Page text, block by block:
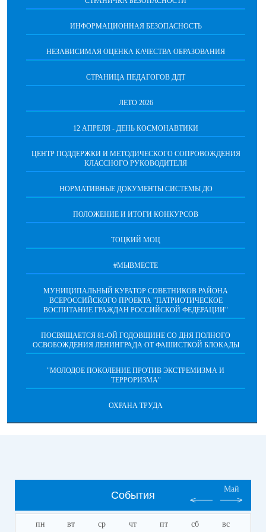
ИНФОРМАЦИОННАЯ БЕЗОПАСНОСТЬ
НЕЗАВИСИМАЯ ОЦЕНКА КАЧЕСТВА ОБРАЗОВАНИЯ
СТРАНИЦА ПЕДАГОГОВ ДДТ
ЛЕТО 2026
12 АПРЕЛЯ - ДЕНЬ КОСМОНАВТИКИ
ЦЕНТР ПОДДЕРЖКИ И МЕТОДИЧЕСКОГО СОПРОВОЖДЕНИЯ
КЛАССНОГО РУКОВОДИТЕЛЯ
НОРМАТИВНЫЕ ДОКУМЕНТЫ СИСТЕМЫ ДО
ПОЛОЖЕНИЕ И ИТОГИ КОНКУРСОВ
ТОЦКИЙ МОЦ
#МЫВМЕСТЕ
МУНИЦИПАЛЬНЫЙ КУРАТОР СОВЕТНИКОВ РАЙОНА
ВСЕРОССИЙСКОГО ПРОЕКТА "ПАТРИОТИЧЕСКОЕ
ВОСПИТАНИЕ ГРАЖДАН РОССИЙСКОЙ ФЕДЕРАЦИИ"
ПОСВЯЩАЕТСЯ 81-ОЙ ГОДОВЩИНЕ СО ДНЯ ПОЛНОГО
ОСВОБОЖДЕНИЯ ЛЕНИНГРАДА ОТ ФАШИСТКОЙ БЛОКАДЫ
"МОЛОДОЕ ПОКОЛЕНИЕ ПРОТИВ ЭКСТРЕМИЗМА И
ТЕРРОРИЗМА"
ОХРАНА ТРУДА
События
Май
пн вт ср чт пт сб вс